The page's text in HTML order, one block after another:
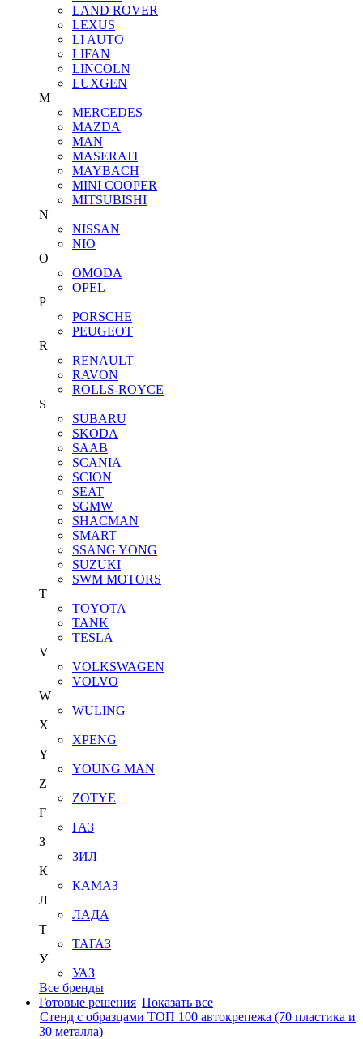
LAND ROVER
LEXUS
LI AUTO
LIFAN
LINCOLN
LUXGEN
M
MERCEDES
MAZDA
MAN
MASERATI
MAYBACH
MINI COOPER
MITSUBISHI
N
NISSAN
NIO
O
OMODA
OPEL
P
PORSCHE
PEUGEOT
R
RENAULT
RAVON
ROLLS-ROYCE
S
SUBARU
SKODA
SAAB
SCANIA
SCION
SEAT
SGMW
SHACMAN
SMART
SSANG YONG
SUZUKI
SWM MOTORS
T
TOYOTA
TANK
TESLA
V
VOLKSWAGEN
VOLVO
W
WULING
X
XPENG
Y
YOUNG MAN
Z
ZOTYE
Г
ГАЗ
З
ЗИЛ
К
КАМАЗ
Л
ЛАДА
Т
ТАГАЗ
У
УАЗ
Все бренды
Готовые решения Показать все
Стенд с образцами ТОП 100 автокрепежа (70 пластика и
30 металла)